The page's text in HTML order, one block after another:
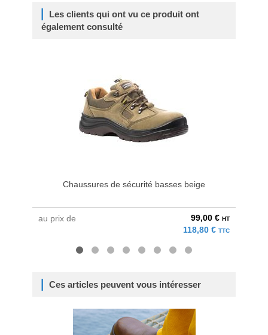
Les clients qui ont vu ce produit ont
également consulté
Chaussures de sécurité basses beige
au prix de 99,00 € HT
118,80 € TTC
Ces articles peuvent vous intéresser